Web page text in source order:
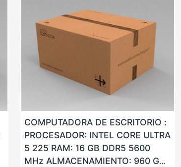
COMPUTADORA DE ESCRITORIO :
PROCESADOR: INTEL CORE ULTRA
5 225 RAM: 16 GB DDR5 5600
MHz ALMACENAMIENTO: 960 GB